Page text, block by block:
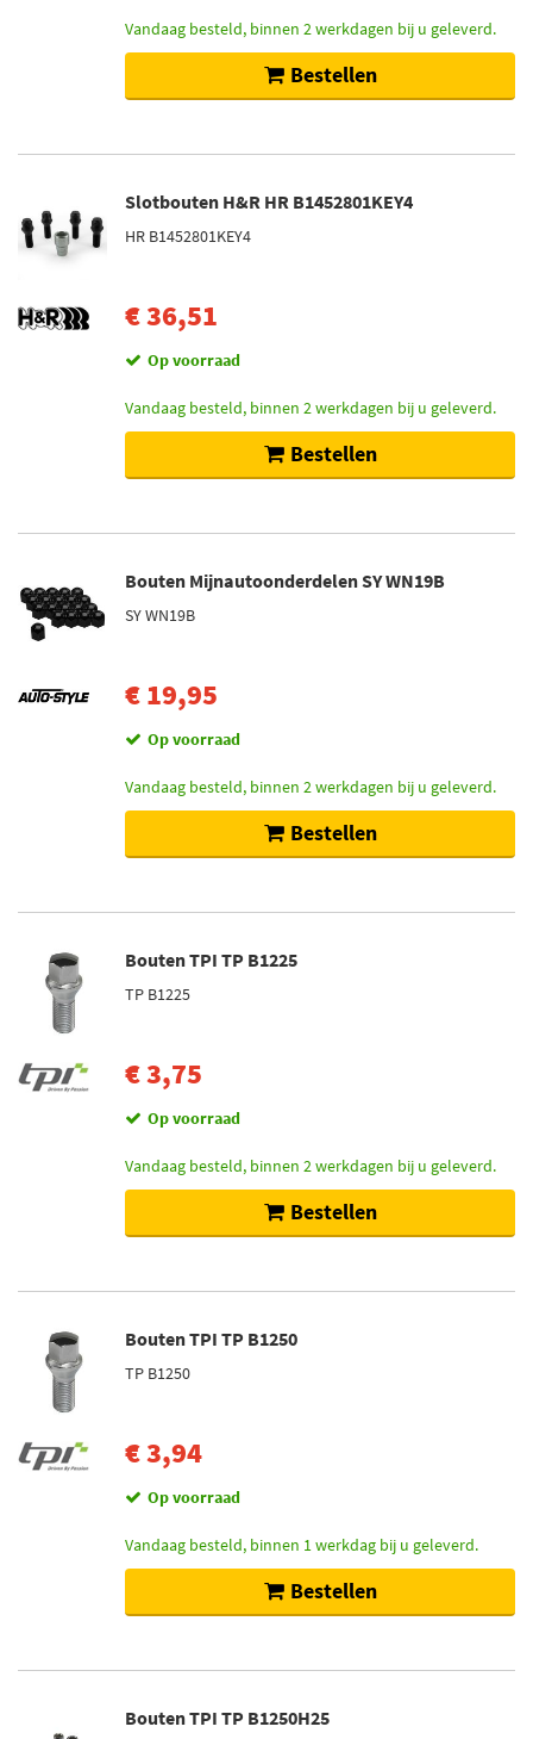
Vandaag besteld, binnen 2 werkdagen bij u geleverd.
Bestellen
Slotbouten H&R HR B1452801KEY4
HR B1452801KEY4
€ 36,51
Op voorraad
Vandaag besteld, binnen 2 werkdagen bij u geleverd.
Bestellen
Bouten Mijnautoonderdelen SY WN19B
SY WN19B
€ 19,95
Op voorraad
Vandaag besteld, binnen 2 werkdagen bij u geleverd.
Bestellen
Bouten TPI TP B1225
TP B1225
€ 3,75
Op voorraad
Vandaag besteld, binnen 2 werkdagen bij u geleverd.
Bestellen
Bouten TPI TP B1250
TP B1250
€ 3,94
Op voorraad
Vandaag besteld, binnen 1 werkdag bij u geleverd.
Bestellen
Bouten TPI TP B1250H25